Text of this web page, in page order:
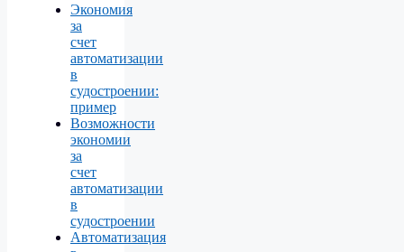
Экономия
за
счет
автоматизации
в
судостроении:
пример
Возможности
экономии
за
счет
автоматизации
в
судостроении
Автоматизация